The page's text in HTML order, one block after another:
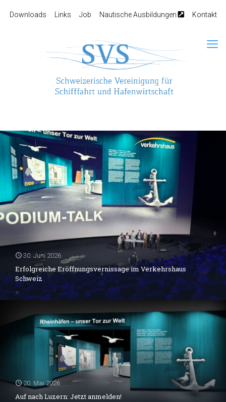
Downloads Links Job Nautische Ausbildungen Kontakt
30. Juni 2026
Erfolgreiche Eröffnungsvernissage im Verkehrshaus
Schweiz
20. Mai 2026
Auf nach Luzern: Jetzt anmelden!